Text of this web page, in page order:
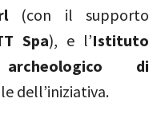
(con il supporto
Spa), e l’Istituto
di
dell’iniziativa.